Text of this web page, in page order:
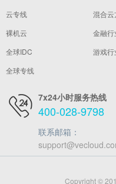
7x24小时服务热线
400-028-9798
联系邮箱：
云专线
裸机云
全球IDC
全球专线
混合云
金融行
游戏行
Copyright ©